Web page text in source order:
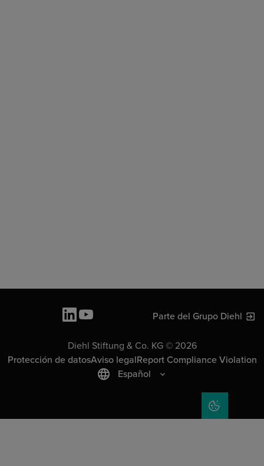
Parte del Grupo Diehl
Diehl Stiftung & Co. KG © 2026
Protección de datosAviso legalReport Compliance Violation
Español
COOKIE